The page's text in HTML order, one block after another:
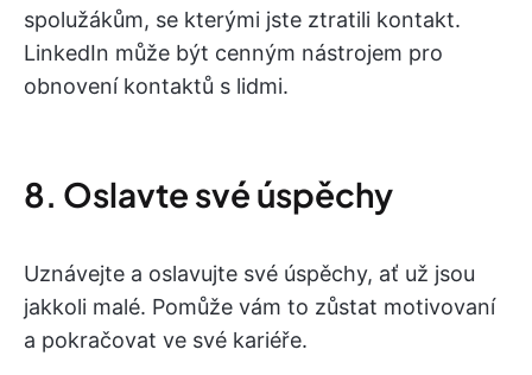
spolužákům, se kterými jste ztratili kontakt.
LinkedIn může být cenným nástrojem pro
obnovení kontaktů s lidmi.
8. Oslavte své úspěchy
Uznávejte a oslavujte své úspěchy, ať už jsou
jakkoli malé. Pomůže vám to zůstat motivovaní
a pokračovat ve své kariéře.